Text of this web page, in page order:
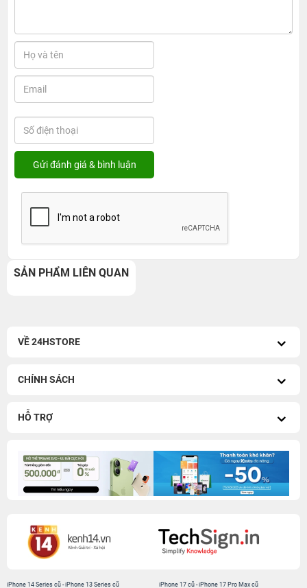
SẢN PHẨM LIÊN QUAN
VỀ 24HSTORE
CHÍNH SÁCH
HỖ TRỢ
iPhone 14 Series cũ -iPhone 13 Series cũ
iPhone 17 cũ-iPhone 17 Pro Max cũ